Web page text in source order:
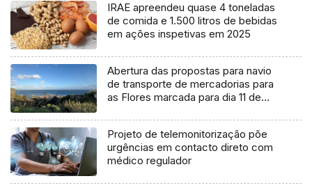
IRAE apreendeu quase 4 toneladas
de comida e 1.500 litros de bebidas
em ações inspetivas em 2025
Abertura das propostas para navio
de transporte de mercadorias para
as Flores marcada para dia 11 de
Projeto de telemonitorização põe
urgências em contacto direto com
médico regulador